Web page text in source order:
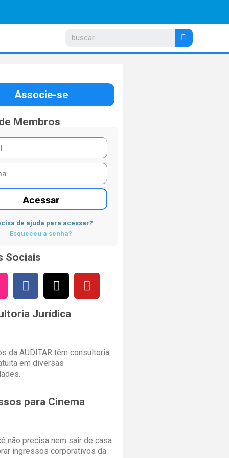
Associe-se
Membros
Acessar
de ajuda para acessar?
Esqueceu a senha?
Sociais
Jurídica
da AUDITAR têm consultoria
em diversas
para Cinema
não precisa nem sair de casa
ingressos corporativos da